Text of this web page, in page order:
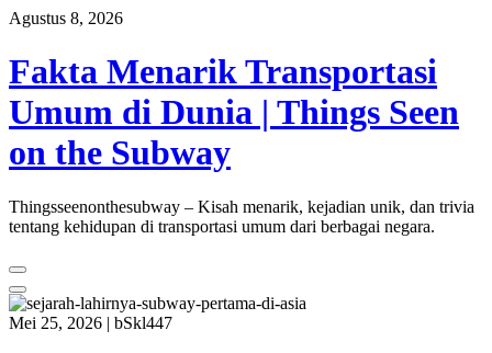
Skip
content
Agustus 8, 2026
Fakta Menarik Transportasi
Umum di Dunia | Things Seen
on the Subway
Thingsseenonthesubway – Kisah menarik, kejadian unik, dan trivia
tentang kehidupan di transportasi umum dari berbagai negara.
Mei 25, 2026 | bSkl447